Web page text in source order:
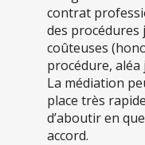
contrat
des procédures
coûteuses
procédure, aléa
La médiation
place très
d’aboutir en
accord.